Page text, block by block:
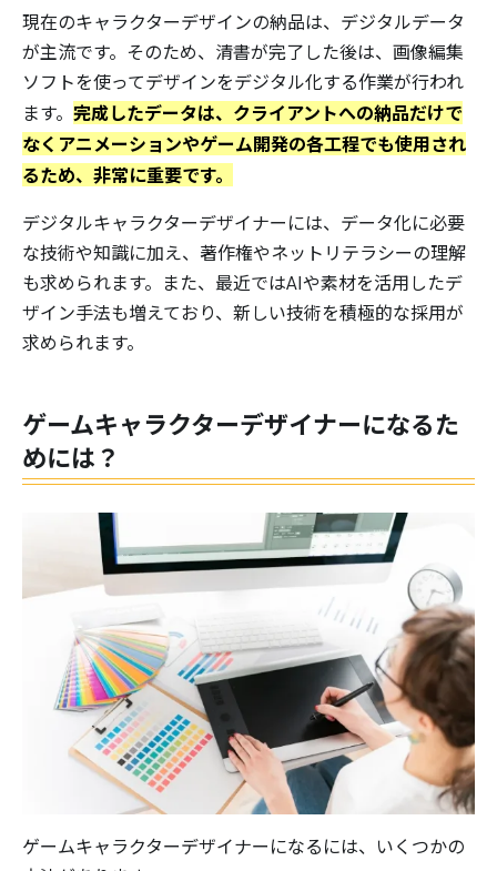
現在のキャラクターデザインの納品は、デジタルデータ
が主流です。そのため、清書が完了した後は、画像編集
ソフトを使ってデザインをデジタル化する作業が行われ
ます。 完成したデータは、クライアントへの納品だけで
なくアニメーションやゲーム開発の各工程でも使用され
るため、非常に重要です。
デジタルキャラクターデザイナーには、データ化に必要
な技術や知識に加え、著作権やネットリテラシーの理解
も求められます。また、最近ではAIや素材を活用したデ
ザイン手法も増えており、新しい技術を積極的な採用が
求められます。
ゲームキャラクターデザイナーになるた
めには？
ゲームキャラクターデザイナーになるには、いくつかの